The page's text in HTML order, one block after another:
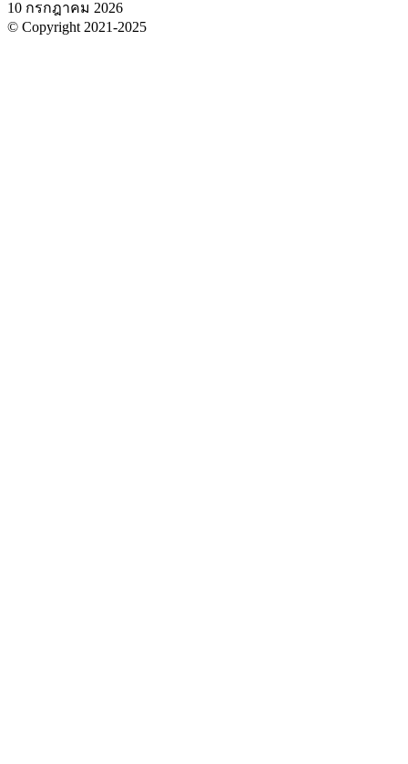
10 กรกฎาคม 2026
© Copyright 2021-2025